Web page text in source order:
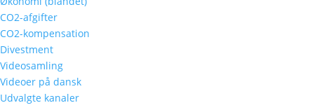
CO2-afgifter
CO2-kompensation
Divestment
Videosamling
Videoer på dansk
Udvalgte kanaler